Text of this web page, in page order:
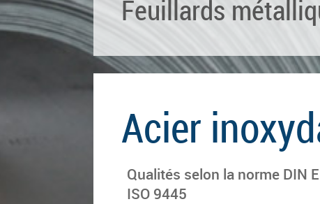
Feuillards
Acier
Qua­li­tés selon la norme DIN
ISO 9445